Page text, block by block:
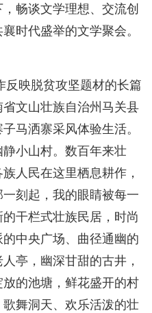
畅谈文学理想、交流创
时代盛举的文学聚会。
反映脱贫攻坚题材的长篇
文山壮族自治州马关县
马洒寨采风体验生活。
小山村。数百年来壮
人民在这里栖息耕作，
刻起，我的眼睛被每一
干栏式壮族民居，时尚
中央广场、曲径通幽的
亭，幽深甘甜的古井，
的池塘，鲜花盛开的村
舞洞天、欢乐活泼的壮